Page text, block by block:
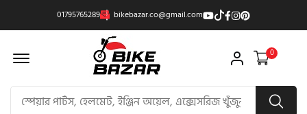
01795765289 bikebazar.co@gmail.com
Offcanvas Menu Open 0